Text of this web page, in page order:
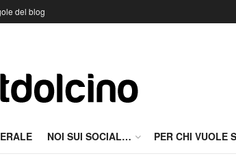
del blog
NOI SUI SOCIAL… PER CHI VUOLE